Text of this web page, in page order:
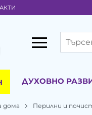
ДУХОВНО
дома Перилни и